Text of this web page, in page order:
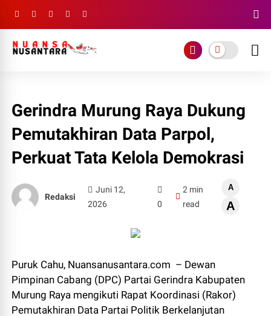
Gerindra Murung Raya Dukung
Pemutakhiran Data Parpol,
Perkuat Tata Kelola Demokrasi
Redaksi
Juni 12,
2026
0
2 min
read
A
A
Puruk Cahu, Nuansanusantara.com – Dewan
Pimpinan Cabang (DPC) Partai Gerindra Kabupaten
Murung Raya mengikuti Rapat Koordinasi (Rakor)
Pemutakhiran Data Partai Politik Berkelanjutan